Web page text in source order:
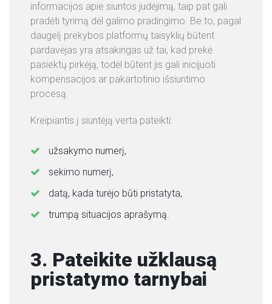
informacijos apie siuntos judėjimą, taip pat gali
pradėti tyrimą dėl galimo pradingimo. Be to, pagal
daugelį prekybos platformų taisyklių būtent
pardavėjas yra atsakingas už tai, kad prekė
pasiektų pirkėją, todėl būtent jis gali inicijuoti
kompensacijos ar pakartotinio išsiuntimo
procesą.
Kreipiantis į siuntėją verta pateikti:
užsakymo numerį,
sekimo numerį,
datą, kada turėjo būti pristatyta,
trumpą situacijos aprašymą.
3. Pateikite užklausą
pristatymo tarnybai